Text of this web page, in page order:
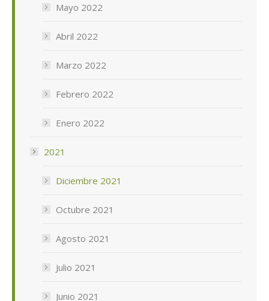
Mayo 2022
Abril 2022
Marzo 2022
Febrero 2022
Enero 2022
2021
Diciembre 2021
Octubre 2021
Agosto 2021
Julio 2021
Junio 2021